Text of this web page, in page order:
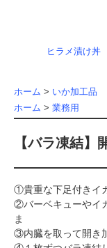
ヒラメ漬け丼
ホーム > いか加工品
ホーム > 業務用
【バラ凍結
①貴重な下足付きイ
②バーベキューやイ
ま
③内臓を取って開き